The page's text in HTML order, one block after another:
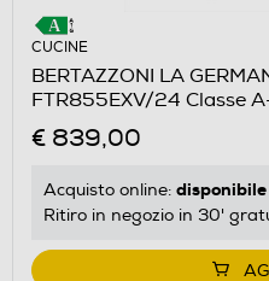
CUCINE
BERTAZZONI LA
FTR855EXV/24 Classe
€ 839,00
Acquisto online: disponibile
Ritiro in negozio in 30'